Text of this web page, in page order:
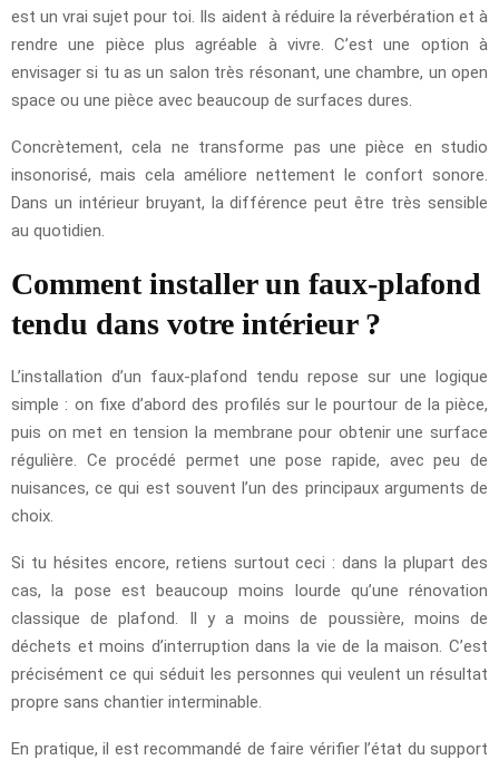
est un vrai sujet pour toi. Ils aident à réduire la réverbération et à
rendre une pièce plus agréable à vivre. C’est une option à
envisager si tu as un salon très résonant, une chambre, un open
space ou une pièce avec beaucoup de surfaces dures.
Concrètement, cela ne transforme pas une pièce en studio
insonorisé, mais cela améliore nettement le confort sonore.
Dans un intérieur bruyant, la différence peut être très sensible
au quotidien.
Comment installer un faux-plafond
tendu dans votre intérieur ?
L’installation d’un faux-plafond tendu repose sur une logique
simple : on fixe d’abord des profilés sur le pourtour de la pièce,
puis on met en tension la membrane pour obtenir une surface
régulière. Ce procédé permet une pose rapide, avec peu de
nuisances, ce qui est souvent l’un des principaux arguments de
choix.
Si tu hésites encore, retiens surtout ceci : dans la plupart des
cas, la pose est beaucoup moins lourde qu’une rénovation
classique de plafond. Il y a moins de poussière, moins de
déchets et moins d’interruption dans la vie de la maison. C’est
précisément ce qui séduit les personnes qui veulent un résultat
propre sans chantier interminable.
En pratique, il est recommandé de faire vérifier l’état du support